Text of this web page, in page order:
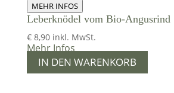
MEHR INFOS
Leberknödel vom Bio-Angusrind
€8,90 inkl. MwSt.
Mehr Infos
IN DEN WARENKORB